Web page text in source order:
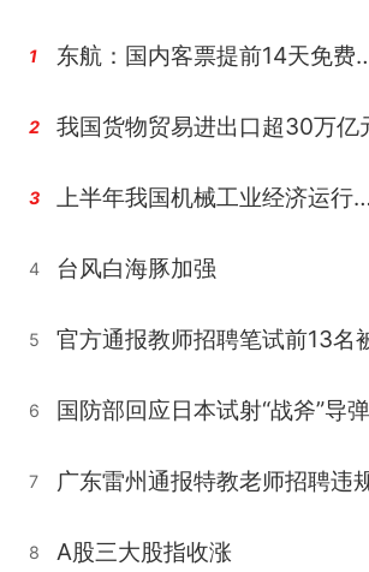
1 东航：国内客
2 我国货物贸易进出口超30万亿
3 上半年我国机械工业经
4 台风白海豚加强
5
6 国防部回应日本试射“战斧”导弹
7
8 A股三大股指收涨